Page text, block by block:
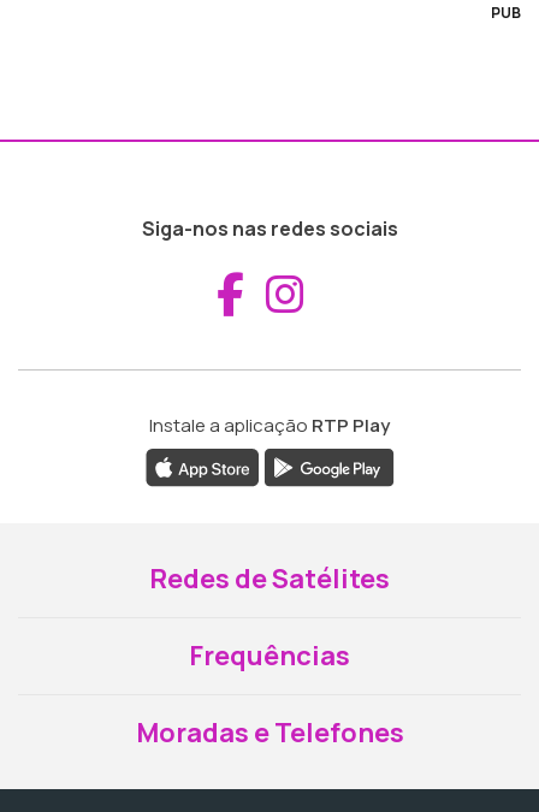
PUB
Siga-nos nas redes sociais
Aceder ao
Instale a aplicação RTP Play
Redes de Satélites
Frequências
Moradas e Telefones